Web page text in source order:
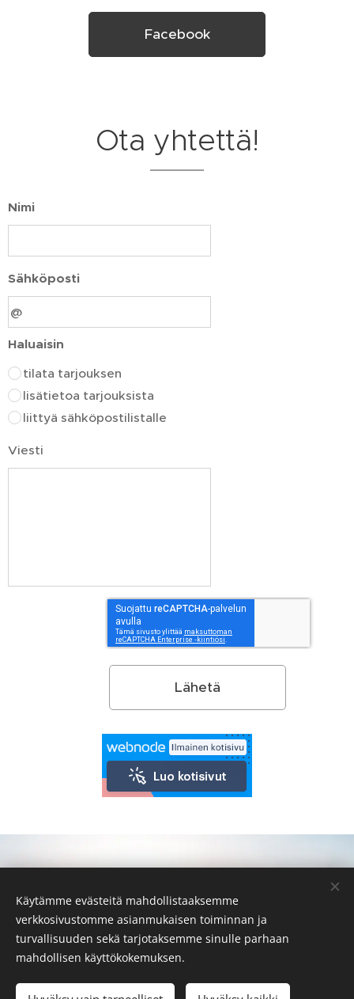
Facebook
Ota yhtettä!
Nimi
Sähköposti
Haluaisin
tilata tarjouksen
lisätietoa tarjouksista
liittyä sähköpostilistalle
Viesti
Lähetä
Käytämme evästeitä mahdollistaaksemme
verkkosivustomme asianmukaisen toiminnan ja
turvallisuuden sekä tarjotaksemme sinulle parhaan
mahdollisen käyttökokemuksen.